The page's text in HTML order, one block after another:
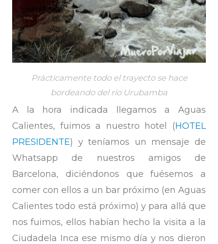
Prácticamente todo el trayecto se hace
bordeando del río Urubamba
A la hora indicada llegamos a Aguas
Calientes, fuimos a nuestro hotel (HOTEL
PRESIDENTE) y teníamos un mensaje de
Whatsapp de nuestros amigos de
Barcelona, diciéndonos que fuésemos a
comer con ellos a un bar próximo (en Aguas
Calientes todo está próximo) y para allá que
nos fuimos, ellos habían hecho la visita a la
Ciudadela Inca ese mismo día y nos dieron